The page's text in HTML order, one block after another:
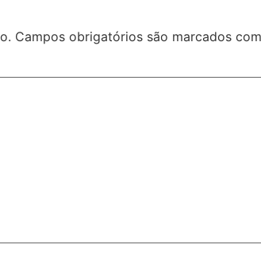
Campos obrigatórios são marcados com